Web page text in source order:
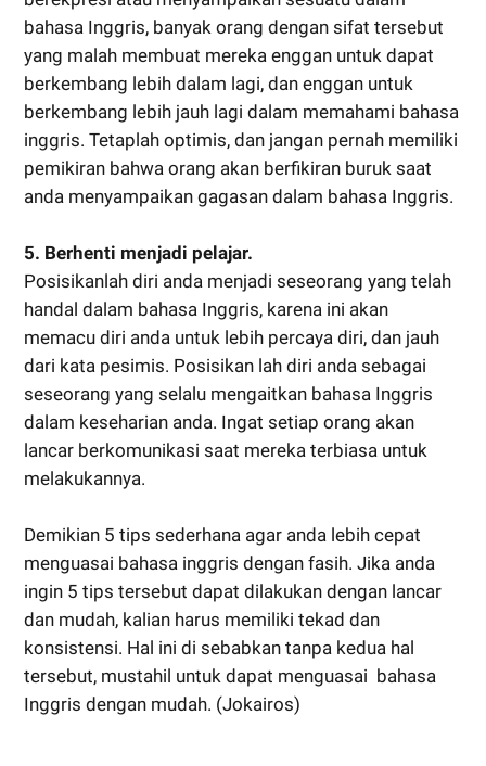
bahasa Inggris, banyak orang dengan sifat tersebut
yang malah membuat mereka enggan untuk dapat
berkembang lebih dalam lagi, dan enggan untuk
berkembang lebih jauh lagi dalam memahami bahasa
inggris. Tetaplah optimis, dan jangan pernah memiliki
pemikiran bahwa orang akan berfikiran buruk saat
anda menyampaikan gagasan dalam bahasa Inggris.
5. Berhenti menjadi pelajar.
Posisikanlah diri anda menjadi seseorang yang telah
handal dalam bahasa Inggris, karena ini akan
memacu diri anda untuk lebih percaya diri, dan jauh
dari kata pesimis. Posisikan lah diri anda sebagai
seseorang yang selalu mengaitkan bahasa Inggris
dalam keseharian anda. Ingat setiap orang akan
lancar berkomunikasi saat mereka terbiasa untuk
melakukannya.
Demikian 5 tips sederhana agar anda lebih cepat
menguasai bahasa inggris dengan fasih. Jika anda
ingin 5 tips tersebut dapat dilakukan dengan lancar
dan mudah, kalian harus memiliki tekad dan
konsistensi. Hal ini di sebabkan tanpa kedua hal
tersebut, mustahil untuk dapat menguasai bahasa
Inggris dengan mudah. (Jokairos)